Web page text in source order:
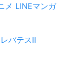
メ LINEマンガ
バテスⅡ